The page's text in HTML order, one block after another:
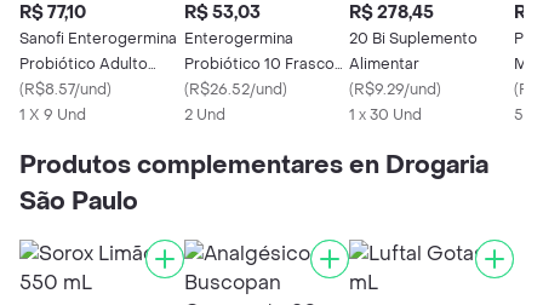
R$ 77,10
Sanofi Enterogermina
Probiótico Adulto
Sabor Laranja 9
Sachês
(R$8.57/und)
1 X 9 Und
R$ 53,03
Enterogermina
Probiótico 10 Frascos
de 5ml
(R$26.52/und)
2 Und
R$ 278,45
20 Bi Suplemento
Alimentar
(R$9.29/und)
1 x 30 Und
R$
(
5
Produtos complementares en Drogaria
São Paulo